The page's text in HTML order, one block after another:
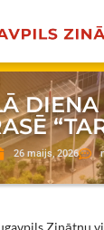
DIENA
26 maijs, 2026